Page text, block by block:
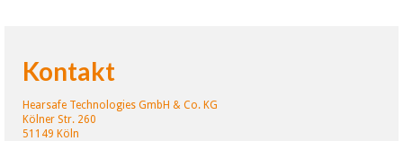
Kontakt
Hearsafe Technologies GmbH & Co. KG
Kölner Str. 260
51149 Köln